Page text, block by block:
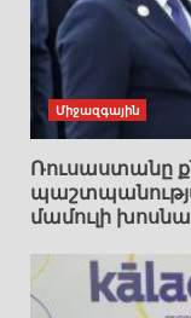
Միջազգային
Ռուսաստանը
մամուլի